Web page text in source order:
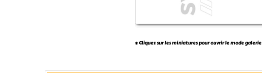
* Cliquez sur les miniatures pour ouvrir le mode galerie